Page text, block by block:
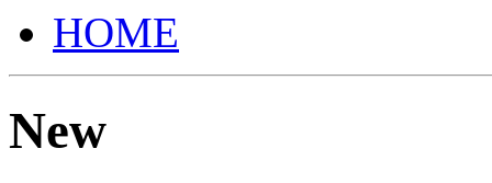
HOME
New